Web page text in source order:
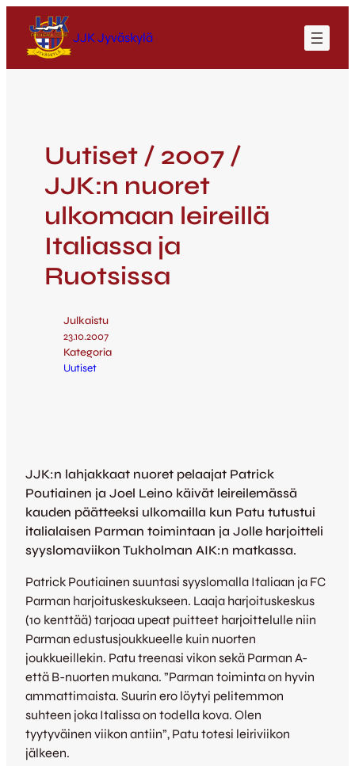
JJK Jyväskylä
Uutiset / 2007 /
JJK:n nuoret
ulkomaan leireillä
Italiassa ja
Ruotsissa
Julkaistu
23.10.2007
Kategoria
Uutiset
JJK:n lahjakkaat nuoret pelaajat Patrick
Poutiainen ja Joel Leino käivät leireilemässä
kauden päätteeksi ulkomailla kun Patu tutustui
italialaisen Parman toimintaan ja Jolle harjoitteli
syyslomaviikon Tukholman AIK:n matkassa.
Patrick Poutiainen suuntasi syyslomalla Italiaan ja FC
Parman harjoituskeskukseen. Laaja harjoituskeskus
(10 kenttää) tarjoaa upeat puitteet harjoittelulle niin
Parman edustusjoukkueelle kuin nuorten
joukkueillekin. Patu treenasi vikon sekä Parman A-
että B-nuorten mukana. ”Parman toiminta on hyvin
ammattimaista. Suurin ero löytyi pelitemmon
suhteen joka Italissa on todella kova. Olen
tyytyväinen viikon antiin”, Patu totesi leiriviikon
jälkeen.